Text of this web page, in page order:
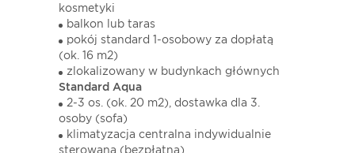
kosmetyki
balkon lub taras
pokój standard 1-osobowy za dopłatą
(ok. 16 m2)
zlokalizowany w budynkach głównych
Standard Aqua
2-3 os. (ok. 20 m2), dostawka dla 3.
osoby (sofa)
klimatyzacja centralna indywidualnie
sterowana (bezpłatna)